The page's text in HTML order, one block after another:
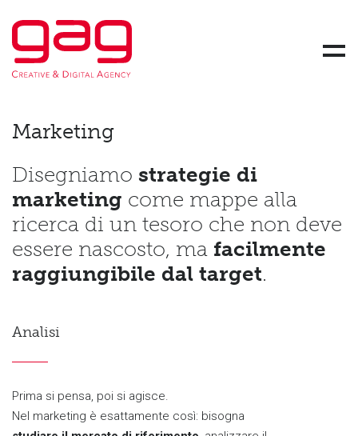
Gag Srl Società Benefit - Creative and Digital Agency
Menu
Marketing
Disegniamo strategie di
marketing come mappe alla
ricerca di un tesoro che non deve
essere nascosto, ma facilmente
raggiungibile dal target.
Analisi
Prima si pensa, poi si agisce.
Nel marketing è esattamente così: bisogna